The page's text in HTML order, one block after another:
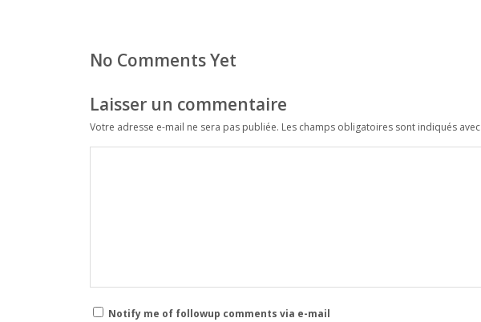
No Comments Yet
Laisser un commentaire
Votre adresse e-mail ne sera pas publiée. Les champs obligatoires sont indiqués avec
Notify me of followup comments via e-mail